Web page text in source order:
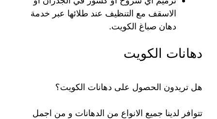
الاسقف مع التنظيف عند طلائها عبر خدمة
دهان صباغ الكويت.
دهانات الكويت
هل تريدون الحصول على دهانات الكويت؟
تتوافر لدينا جميع الانواع من الدهانات و من اجمل